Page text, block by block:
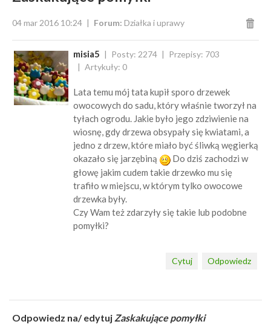
04 mar 2016 10:24 Forum: Działka i uprawy
misia5 Posty: 2274
Przepisy: 703
Artykuły: 0
Lata temu mój tata kupił sporo drzewek
owocowych do sadu, który właśnie tworzył na
tyłach ogrodu. Jakie było jego zdziwienie na
wiosnę, gdy drzewa obsypały się kwiatami, a
jedno z drzew, które miało być śliwką węgierką
okazało się jarzębiną
Do dziś zachodzi w
głowę jakim cudem takie drzewko mu się
trafiło w miejscu, w którym tylko owocowe
drzewka były.
Czy Wam też zdarzyły się takie lub podobne
pomyłki?
Odpowiedz
Cytuj
Odpowiedz na/ edytuj Zaskakujące pomyłki